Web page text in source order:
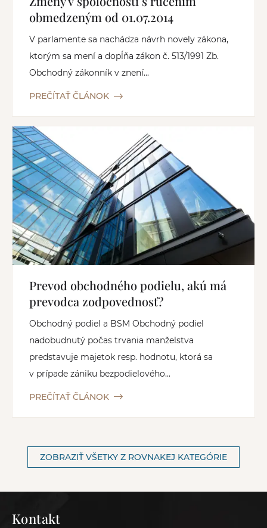
obmedzeným od 01.07.2014
V parlamente sa nachádza návrh novely zákona,
ktorým sa mení a dopĺňa zákon č. 513/1991 Zb.
Obchodný zákonník v znení...
PREČÍTAŤ ČLÁNOK
Prevod obchodného podielu, akú má
prevodca zodpovednosť?
Obchodný podiel a BSM Obchodný podiel
nadobudnutý počas trvania manželstva
predstavuje majetok resp. hodnotu, ktorá sa
v prípade zániku bezpodielového...
PREČÍTAŤ ČLÁNOK
ZOBRAZIŤ VŠETKY Z ROVNAKEJ KATEGÓRIE
Kontakt